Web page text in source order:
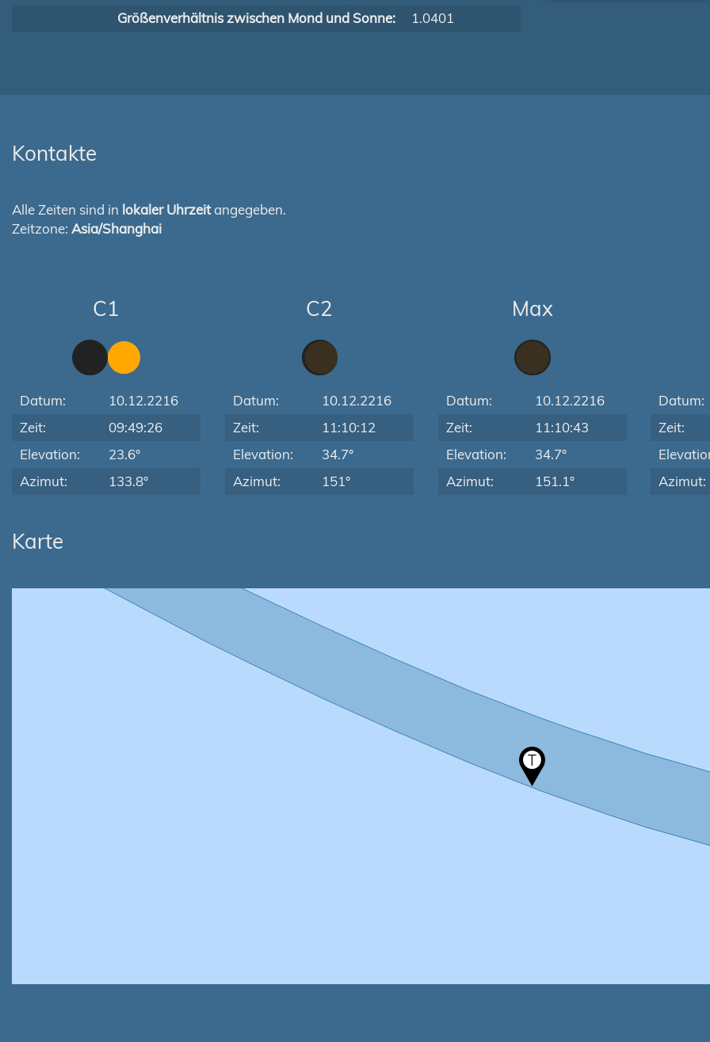
Größenverhältnis zwischen Mond und Sonne:
1.0401
Kontakte
Alle Zeiten sind in lokaler Uhrzeitangegeben.
Zeitzone: Asia/Shanghai
C1
Datum:
10.12.2216
Zeit:
09:49:26
Elevation:
23.6°
Azimut:
133.8°
C2
Datum:
10.12.2216
Zeit:
11:10:12
Elevation:
34.7°
Azimut:
151°
Max
Datum:
10.12.2216
Zeit:
11:10:43
Elevation:
34.7°
Azimut:
151.1°
Datum:
Zeit:
Azimut:
Karte